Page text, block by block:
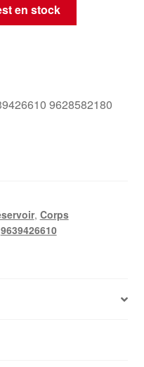
en stock
9628582180
, Corps
9639426610